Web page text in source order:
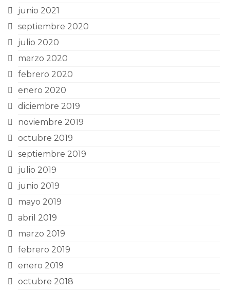
junio 2021
septiembre 2020
julio 2020
marzo 2020
febrero 2020
enero 2020
diciembre 2019
noviembre 2019
octubre 2019
septiembre 2019
julio 2019
junio 2019
mayo 2019
abril 2019
marzo 2019
febrero 2019
enero 2019
octubre 2018